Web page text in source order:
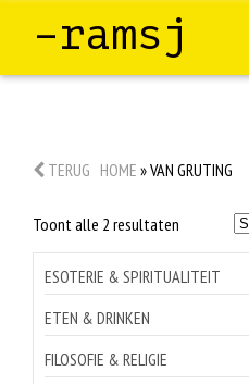
–ramsj
TERUG HOME »VAN GRUTING
Toont alle 2 resultaten Gesorteerd
nieuwste
ESOTERIE & SPIRITUALITEIT
ETEN & DRINKEN
FILOSOFIE & RELIGIE